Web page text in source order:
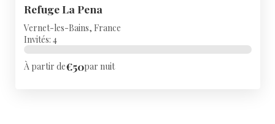
Refuge La Pena
Vernet-les-Bains, France
Invités: 4
À partir de€50par nuit